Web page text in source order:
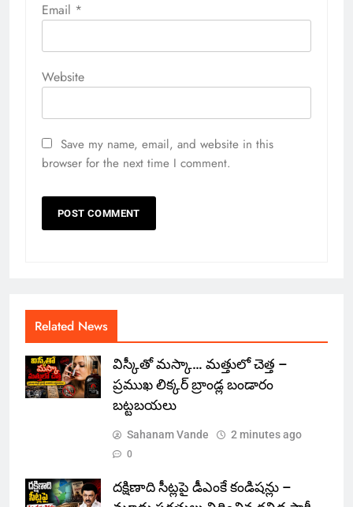
Email *
Website
Save my name, email, and website in this
browser for the next time I comment.
Related News
విస్కీతో మస్కా… మత్తులో చెత్త –
ప్రముఖ లిక్కర్ బ్రాండ్ల బండారం
బట్టబయలు
Sahanam Vande 2 minutes ago
0
దక్షిణాది సీట్లపై డీఎంకే కండిషన్లు –